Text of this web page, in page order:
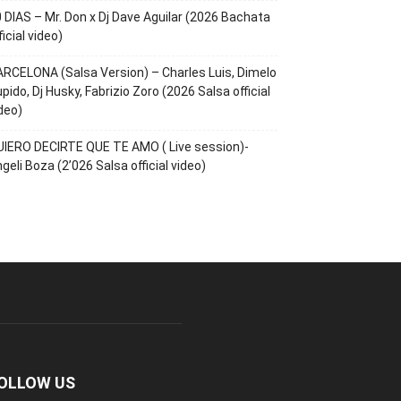
DIAS – Mr. Don x Dj Dave Aguilar (2026 Bachata
video)
(Salsa Version) – Charles Luis, Dimelo
Dj Husky, Fabrizio Zoro (2026 Salsa official
DECIRTE QUE TE AMO ( Live session)-
Boza (2’026 Salsa official video)
US